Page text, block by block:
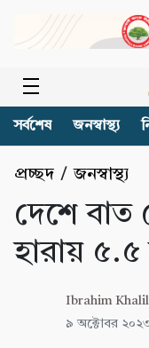
সর্বশেষ জনস্বাস্থ্য
প্রচ্ছদ /জনস্বাস্থ্য
দেশে বাত
হারায়
Ibrahim Khalil
৯ অক্টোবর